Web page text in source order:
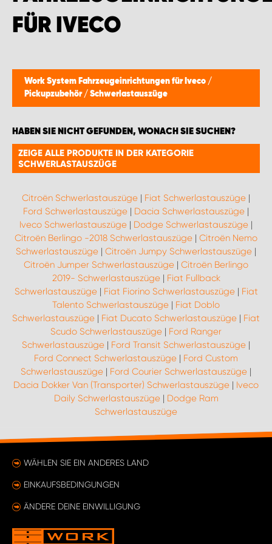
FÜR IVECO
Work System Fahrzeugeinrichtungen für Iveco /
Pickupzubehör / Schwerlastauszüge
HABEN SIE NICHT GEFUNDEN, WONACH SIE SUCHEN?
ZEIGE ALLE PRODUKTE IN DER KATEGORIE
SCHWERLASTAUSZÜGE
Citroën Schwerlastauszüge | Fiat Schwerlastauszüge |
Ford Schwerlastauszüge | Dacia Schwerlastauszüge |
Iveco Schwerlastauszüge | Dodge Schwerlastauszüge |
Citroën Berlingo -2018 Schwerlastauszüge | Citroën Nemo
Schwerlastauszüge | Citroën Jumpy Schwerlastauszüge |
Citroën Jumper Schwerlastauszüge | Citroën Berlingo
2019- Schwerlastauszüge| Fiat Fullback
Schwerlastauszüge| Fiat Fiorino Schwerlastauszüge| Fiat
Talento Schwerlastauszüge | Fiat Doblo
Schwerlastauszüge | Fiat Ducato Schwerlastauszüge | Fiat
Scudo Schwerlastauszüge | Ford Ranger
Schwerlastauszüge | Ford Transit Schwerlastauszüge |
Ford Connect Schwerlastauszüge | Ford Custom
Schwerlastauszüge | Ford Courier Schwerlastauszüge |
Dacia Dokker Van (Transporter) Schwerlastauszüge | Iveco
Daily Schwerlastauszüge| Dodge Ram
Schwerlastauszüge
WÄHLEN SIE EIN ANDERES LAND
EINKAUFSBEDINGUNGEN
ÄNDERE DEINE EINWILLIGUNG
WORK SYSTEM NAMEN
WORK SYSTEM WORK SYSTEM BRÜGGE